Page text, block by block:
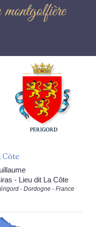
Côte
- Lieu dit La Côte
- Dordogne - France